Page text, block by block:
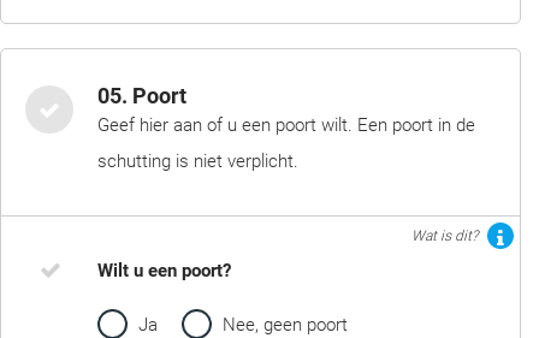
05. Poort
Geef hier aan of u een poort wilt. Een poort in de
schutting is niet verplicht.
Wat is dit?
Wilt u een poort?
Ja Nee, geen poort